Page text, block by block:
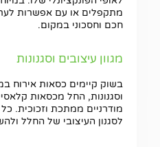
מתקפלים או עם אפשרות
חכם וחסכוני במקום.
מגוון עיצובים וסגנונות
בשוק קיימים כסאות אירוח
וסגנונות, החל מכסאות
מודרניים ממתכת וזכוכית.
לסגנון העיצובי של החלל